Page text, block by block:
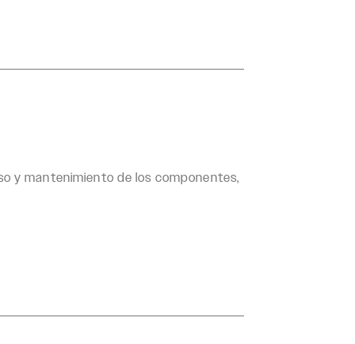
y mantenimiento de los componentes,